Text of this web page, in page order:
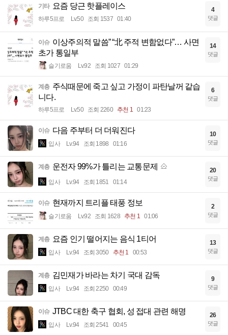
기타 요즘 당근 핫플레이스
하루5프로 Lv.50 조회 1537 01:40
4
댓글
이슈 이상주의적 말씀” “北 주적 변함없다”… 사면
초가 통일부
슬기로움 Lv.92 조회 1027 01:29
14
댓글
계층 주식때문에 죽고 싶고 가정이 파탄날꺼 같습
니다.
하루5프로 Lv.50 조회 2260 추천 1 01:23
6
댓글
이슈 다음 주부터 더 더워진다
입사 Lv.94 조회 1898 01:16
10
댓글
계층 운전자 99%가 틀리는 교통문제
입사 Lv.94 조회 1851 01:14
20
댓글
이슈 현재까지 트리플 태풍 정보
슬기로움 Lv.92 조회 1628 추천 1 01:06
2
댓글
계층 요즘 인기 떨어지는 음식 1티어
입사 Lv.94 조회 3050 추천 1 00:53
13
댓글
계층 김민재가 바라는 차기 국대 감독
입사 Lv.94 조회 2250 00:49
9
댓글
이슈 JTBC 대한 축구 협회, 성 접대 관련 해명
입사 Lv.94 조회 2541 00:45
26
댓글